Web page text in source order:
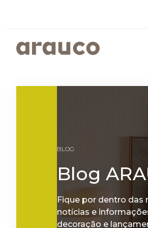
BLOG
Blog
Fique por dentro das
notícias e
decoração e